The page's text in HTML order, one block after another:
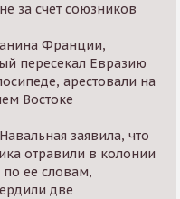
за счет союзников
Франции,
пересекал Евразию
арестовали на
Востоке
заявила, что
отравили в колонии
по ее словам,
две